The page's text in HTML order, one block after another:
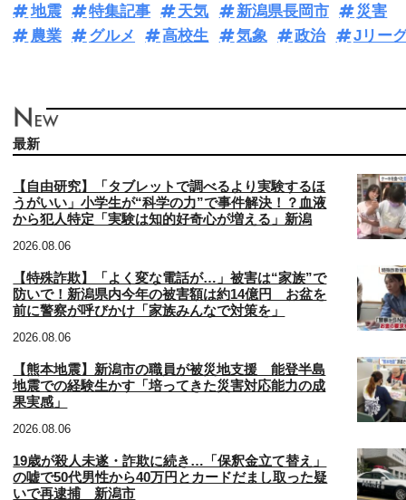
地震
特集記事 天気 新潟県長岡市
災害
農業
グルメ 高校生 気象 政治 Jリー
最新
【自由研究】「タブレットで調べるより実験するほ
うがいい」小学生が“科学の力”で事件解決！？血液
から犯人特定「実験は知的好奇心が増える」新潟
2026.08.06
【特殊詐欺】「よく変な電話が…」被害は“家族”で
防いで！新潟県内今年の被害額は約14億円 お盆を
前に警察が呼びかけ「家族みんなで対策を」
2026.08.06
【熊本地震】新潟市の職員が被災地支援 能登半島
地震での経験生かす「培ってきた災害対応能力の成
果実感」
2026.08.06
19歳が殺人未遂・詐欺に続き…「保釈金立て替え」
の嘘で50代男性から40万円とカードだまし取った疑
いで再逮捕 新潟市